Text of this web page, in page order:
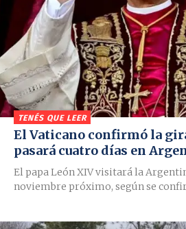
TENÉS QUE LEER
El Vaticano confirmó la
pasará cuatro días en
El papa León XIV visitará la
noviembre próximo, según se